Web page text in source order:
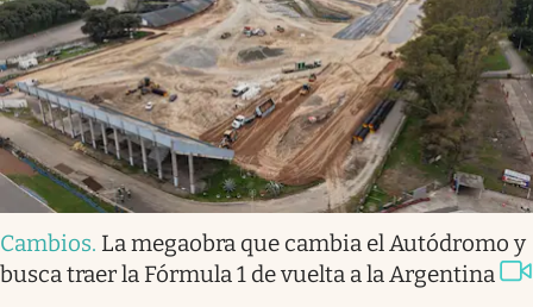
Cambios. La megaobra que cambia el Autódromo y
busca traer la Fórmula 1 de vuelta a la Argentina